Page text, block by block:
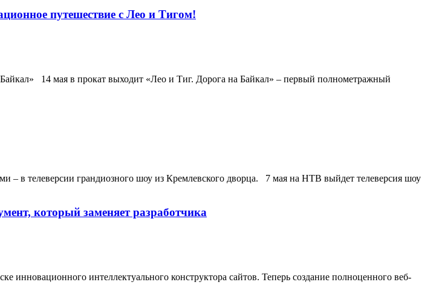
путешествие с Лео и Тигом!
14 мая в прокат выходит «Лео и Тиг. Дорога на Байкал» – первый полнометражный
– в телеверсии грандиозного шоу из Кремлевского дворца. 7 мая на НТВ выйдет телеверсия шоу
который заменяет разработчика
инновационного интеллектуального конструктора сайтов. Теперь создание полноценного веб-